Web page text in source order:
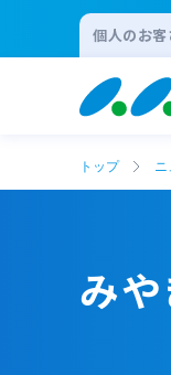
個人のお客
トップ
み